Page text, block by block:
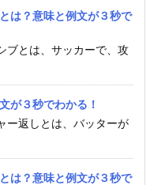
は？意味と例文が３秒で
ブとは、サッカーで、攻
が３秒でわかる！
ー返しとは、バッターが
は？意味と例文が３秒で